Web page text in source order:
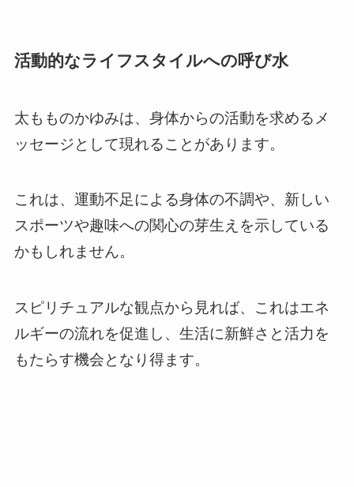
活動的なライフスタイルへの呼び水
太もものかゆみは、身体からの活動を求めるメ
ッセージとして現れることがあります。
これは、運動不足による身体の不調や、新しい
スポーツや趣味への関心の芽生えを示している
かもしれません。
スピリチュアルな観点から見れば、これはエネ
ルギーの流れを促進し、生活に新鮮さと活力を
もたらす機会となり得ます。